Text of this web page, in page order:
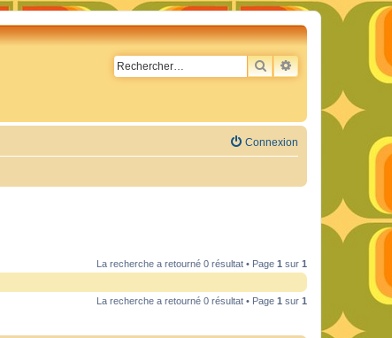
RECHERCHER
RECHERCHE
Connexion
La recherche a retourné 0 résultat • Page 1 sur 1
La recherche a retourné 0 résultat • Page 1 sur 1